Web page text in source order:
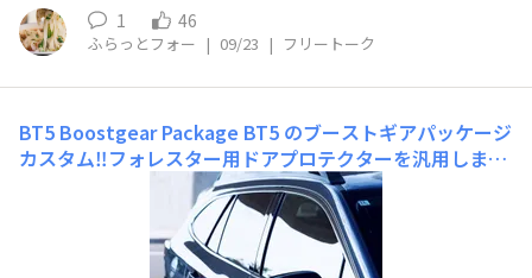
1 46
ふらっとフォー | 09/23 | フリートーク
BT5 Boostgear Package BT5 のブーストギアパッケージ
カスタム‼︎フォレスター用ドアプロテクターを汎用しまし
た。取付は自己責任 それでもピッタリくっついたので満
足です‼︎自分は先にドアプロテクターついてるので、ごち
ゃついてますがお勧めですので選択肢にしてはいかがでし
ょうか‼︎全景はこんな感じです決め打ちで付けて